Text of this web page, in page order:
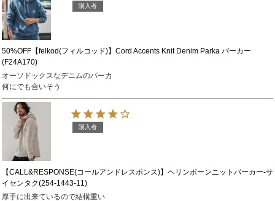
50%OFF【felkod(フィルコッド)】Cord Accents Knit Denim Parka パーカー
(F24A170)
購入者
オーソドックスなデニムのパーカ
何にでも合いそう
【CALL&RESPONSE(コールアンドレスポンス)】ヘリンボーンニットパーカー-サ
イセンタク(254-1443-11)
購入者
厚手に出来ているので結構重い